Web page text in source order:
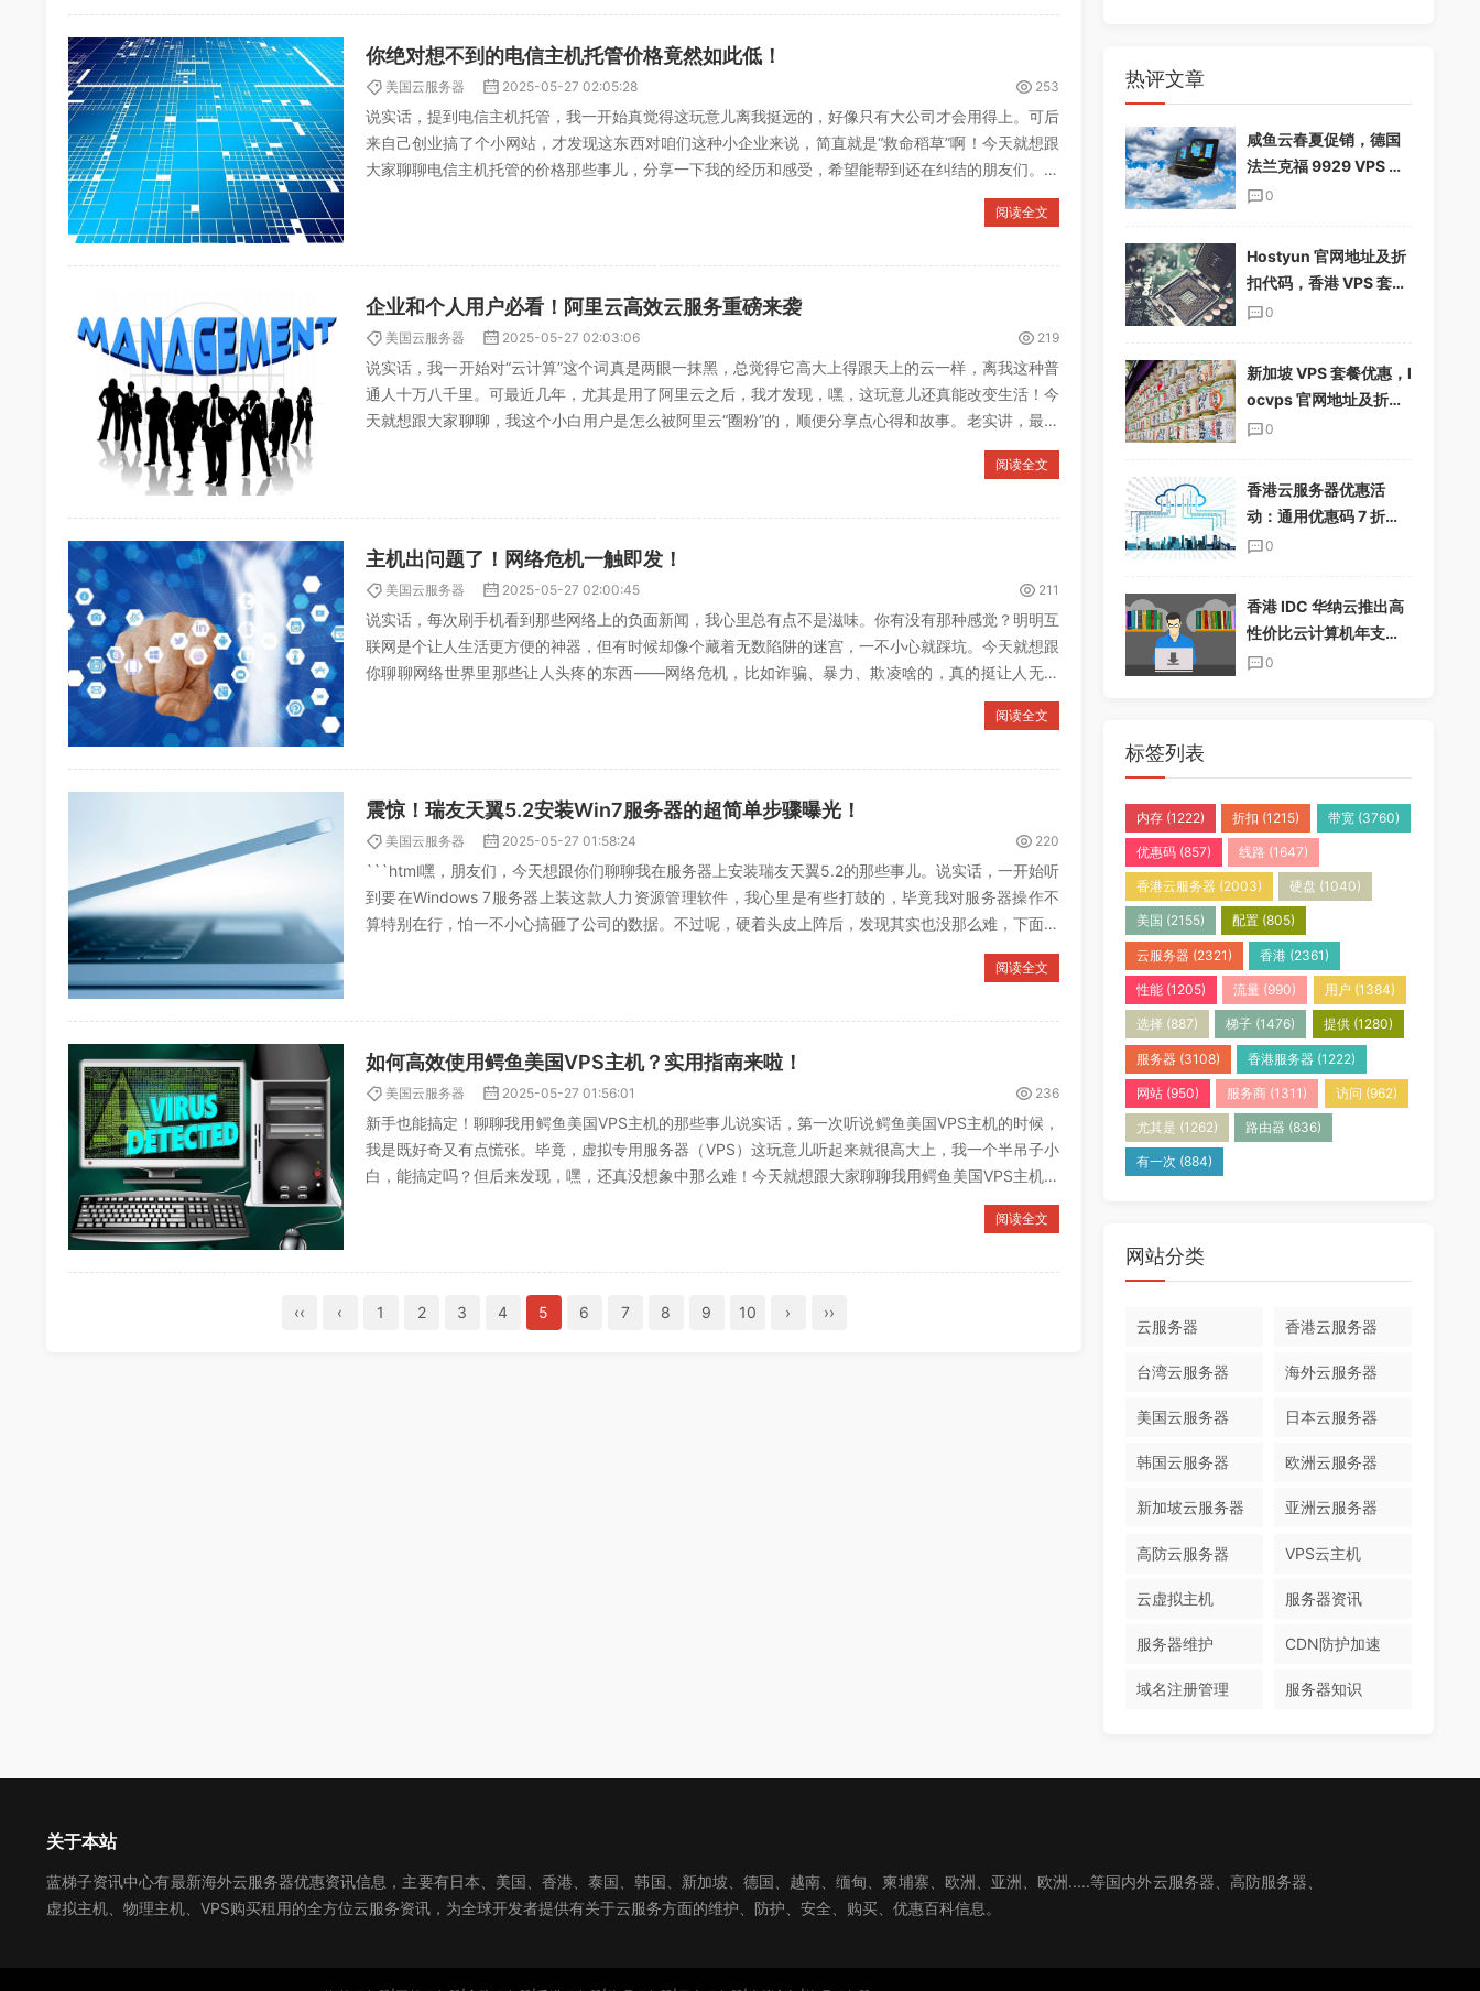
你绝对想不到的电信主机托管价格竟然如此低！
美国云服务器 2025-05-27 02:05:28 253
说实话，提到电信主机托管，我一开始真觉得这玩意儿离我挺远的，好像只有大公司才会用得上。可后
来自己创业搞了个小网站，才发现这东西对咱们这种小企业来说，简直就是“救命稻草”啊！今天就想跟
大家聊聊电信主机托管的价格那些事儿，分享一下我的经历和感受，希望能帮到还在纠结的朋友们。你
阅读全文
企业和个人用户必看！阿里云高效云服务重磅来袭
美国云服务器 2025-05-27 02:03:06 219
说实话，我一开始对“云计算”这个词真是两眼一抹黑，总觉得它高大上得跟天上的云一样，离我这种普
通人十万八千里。可最近几年，尤其是用了阿里云之后，我才发现，嘿，这玩意儿还真能改变生活！今
天就想跟大家聊聊，我这个小白用户是怎么被阿里云“圈粉”的，顺便分享点心得和故事。老实讲，最开
阅读全文
主机出问题了！网络危机一触即发！
美国云服务器 2025-05-27 02:00:45 211
说实话，每次刷手机看到那些网络上的负面新闻，我心里总有点不是滋味。你有没有那种感觉？明明互
联网是个让人生活更方便的神器，但有时候却像个藏着无数陷阱的迷宫，一不小心就踩坑。今天就想跟
你聊聊网络世界里那些让人头疼的东西——网络危机，比如诈骗、暴力、欺凌啥的，真的挺让人无奈
阅读全文
震惊！瑞友天翼5.2安装Win7服务器的超简单步骤曝光！
美国云服务器 2025-05-27 01:58:24 220
```html嘿，朋友们，今天想跟你们聊聊我在服务器上安装瑞友天翼5.2的那些事儿。说实话，一开始听
到要在Windows 7服务器上装这款人力资源管理软件，我心里是有些打鼓的，毕竟我对服务器操作不
算特别在行，怕一不小心搞砸了公司的数据。不过呢，硬着头皮上阵后，发现其实也没那么难，下面就
阅读全文
如何高效使用鳄鱼美国VPS主机？实用指南来啦！
美国云服务器 2025-05-27 01:56:01 236
新手也能搞定！聊聊我用鳄鱼美国VPS主机的那些事儿说实话，第一次听说鳄鱼美国VPS主机的时候，
我是既好奇又有点慌张。毕竟，虚拟专用服务器（VPS）这玩意儿听起来就很高大上，我一个半吊子小
白，能搞定吗？但后来发现，嘿，还真没想象中那么难！今天就想跟大家聊聊我用鳄鱼美国VPS主机的
阅读全文
‹‹ ‹ 1 2 3 4 5 6 7 8 9 10 › ››
热评文章
咸鱼云春夏促销，德国
法兰克福 9929 VPS 下
单享 85%折扣，配置翻
0
Hostyun 官网地址及折
扣代码，香港 VPS 套餐
介绍
0
新加坡 VPS 套餐优惠，l
ocvps 官网地址及折扣
码分享
0
香港云服务器优惠活
动：通用优惠码 7 折，
半年付加送一个月，年
0
香港 IDC 华纳云推出高
性价比云计算机年支付
套餐，免实名免备案
0
标签列表
内存 (1222) 折扣 (1215) 带宽(3760)
优惠码 (857) 线路 (1647)
香港云服务器 (2003) 硬盘 (1040)
美国 (2155) 配置 (805)
云服务器 (2321) 香港 (2361)
性能 (1205) 流量 (990) 用户 (1384)
选择 (887) 梯子 (1476) 提供(1280)
服务器 (3108) 香港服务器 (1222)
网站 (950) 服务商 (1311) 访问 (962)
尤其是 (1262) 路由器 (836)
有一次 (884)
网站分类
云服务器 香港云服务器
台湾云服务器 海外云服务器
美国云服务器 日本云服务器
韩国云服务器 欧洲云服务器
新加坡云服务器 亚洲云服务器
高防云服务器 VPS云主机
云虚拟主机 服务器资讯
服务器维护 CDN防护加速
域名注册管理 服务器知识
关于本站
蓝梯子资讯中心有最新海外云服务器优惠资讯信息，主要有日本、美国、香港、泰国、韩国、新加坡、德国、越南、缅甸、柬埔寨、欧洲、亚洲、欧洲.....等国内外云服务器、高防服务器、
虚拟主机、物理主机、VPS购买租用的全方位云服务资讯，为全球开发者提供有关于云服务方面的维护、防护、安全、购买、优惠百科信息。